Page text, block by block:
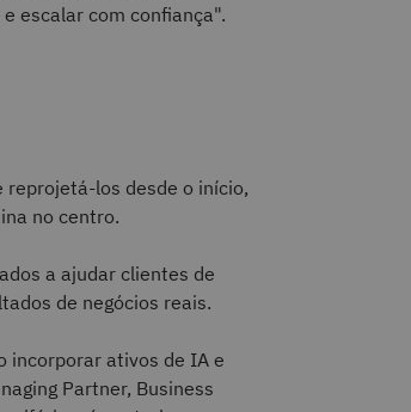
escalar com confiança".
los desde o início,
no centro.
a ajudar clientes de
de negócios reais.
incorporar ativos de IA e
Partner, Business